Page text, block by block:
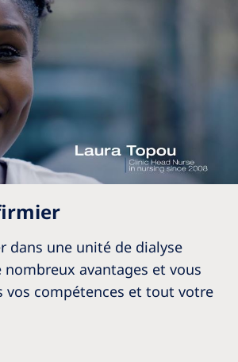
dans une unité de dialyse
avantages et vous
compétences et tout votre